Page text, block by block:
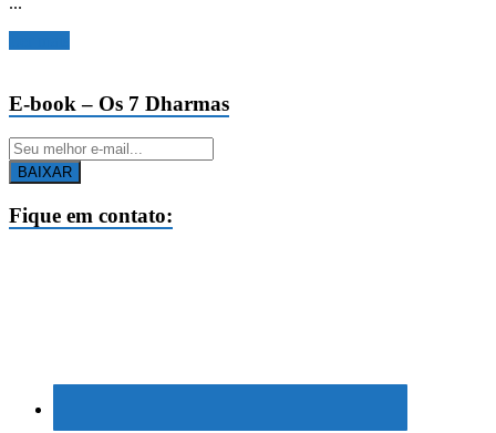
E-book – Os 7 Dharmas
BAIXAR
Fique em contato: